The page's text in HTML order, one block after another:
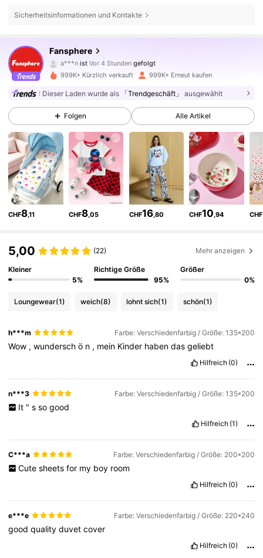
Sicherheitsinformationen und Kontakte
Fansphere
a***nistVor 4 Stunden
n***8 ist am Durchsuchen
4,93
1.2M Follower
4,93 1.2M Follower
4,93 1.2M Follower
4,93 1.2M Follower
1.2M Follower
4,93 1.2M Follower
999K+ Kürzlich verkauft 999K+ Erneut kaufen
Dieser Laden wurde als 「Trendgeschäft」 ausgewählt
Folgen Alle Artikel
CHF8,11 CHF8,05 CHF16,80 CHF10,94 CHF
5,00 (22) Mehr anzeigen
Kleiner
5%
Richtige Größe
95%
Größer
0%
Loungewear(1) weich(8) lohnt sich(1) schön(1)
h***m Farbe: Verschiedenfarbig / Größe: 135*200
Wow ,wunderschö n , mein Kinder habendasgeliebt
Hilfreich (0)
n***3 Farbe: Verschiedenfarbig / Größe: 135*200
It " s so good
Hilfreich (1)
C***a Farbe: Verschiedenfarbig / Größe: 200*200
Cute sheets for my boy room
Hilfreich (0)
e***e Farbe: Verschiedenfarbig / Größe: 220*240
goodqualityduvetcover
Hilfreich (0)